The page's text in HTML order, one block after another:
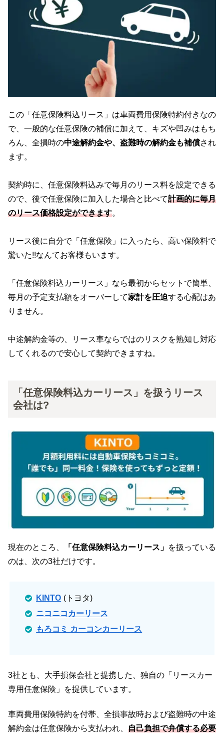
この「任意保険料込リース」は車両費用保険特約付きなの
で、一般的な任意保険の補償に加えて、キズや凹みはもち
ろん、全損時の中途解約金や、盗難時の解約金も補償され
ます。
契約時に、任意保険料込みで毎月のリース料を設定できる
ので、後で任意保険に加入した場合と比べて計画的に毎月
のリース価格設定ができます。
リース後に自分で「任意保険」に入ったら、高い保険料で
驚いた!!なんてお客様もいます。
「任意保険料込カーリース」なら最初からセットで簡単、
毎月の予定支払額をオーバーして家計を圧迫する心配はあ
りません。
中途解約金等の、リース車ならではのリスクを熟知し対応
してくれるので安心して契約できますね。
「任意保険料込カーリース」を扱うリース
会社は?
現在のところ、 「任意保険料込カーリース」 を扱っている
のは、次の3社だけです。
KINTO (トヨタ)
ニコニコカーリース
もろコミ カーコンカーリース
3社とも、大手損保会社と提携した、独自の「リースカー
専用任意保険」を提供しています。
車両費用保険特約を付帯、全損事故時および盗難時の中途
解約金は任意保険から支払われ、 自己負担で弁償する必要